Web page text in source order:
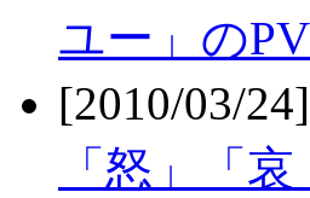
ユー」の
[2010/03/
「怒」「